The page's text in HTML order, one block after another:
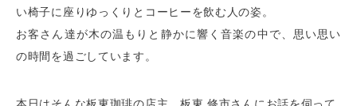
い椅子に座りゆっくりとコーヒーを飲む人の姿。
お客さん達が木の温もりと静かに響く音楽の中で、思い思い
の時間を過ごしています。